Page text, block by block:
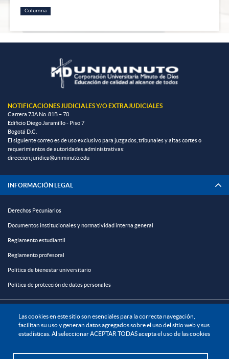
Las cookies en este sitio son esenciales para la correcta navegación,
facilitan su uso y generan datos agregados sobre el uso del sitio web y sus
estadísticas. Al seleccionar ACEPTAR TODAS acepta el uso de las cookies
Columna
NOTIFICACIONES JUDICIALES Y/O EXTRAJUDICIALES
Carrera 73A No. 81B – 70.
Edificio Diego Jaramillo - Piso 7
Bogotá D.C.
El siguiente correo es de uso exclusivo para juzgados, tribunales y altas cortes o
requerimientos de autoridades administrativas:
direccion.juridica@uniminuto.edu
INFORMACIÓN LEGAL
Derechos Pecuniarios
Documentos institucionales y normatividad interna general
Reglamento estudiantil
Reglamento profesoral
Política de bienestar universitario
Política de protección de datos personales
¡CONÉCTATE CON LA INSTITUCIÓN!